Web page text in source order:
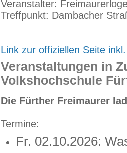
Veranstalter:
Treffpunkt: Dambacher
Link zur offiziellen Seite
Veranstaltungen in
Volkshochschule
Die Fürther Freimaurer
Termine:
Fr. 02.10.2026: